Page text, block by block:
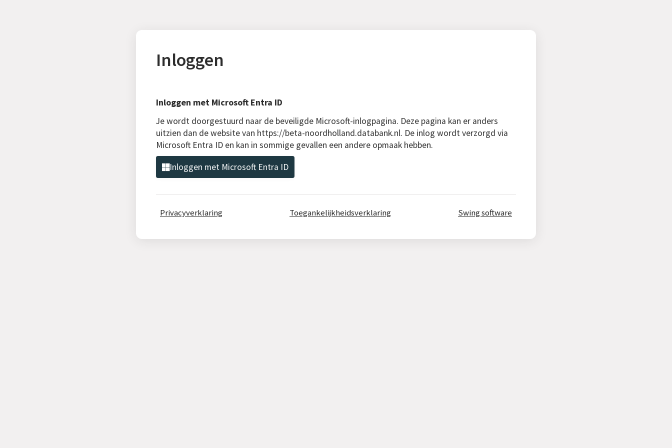
Inloggen
Inloggen met Microsoft Entra ID
Je wordt doorgestuurd naar de beveiligde Microsoft-inlogpagina. Deze pagina kan er anders
uitzien dan de website van https://beta-noordholland.databank.nl. De inlog wordt verzorgd via
Microsoft Entra ID en kan in sommige gevallen een andere opmaak hebben.
Inloggen met Microsoft Entra ID
Privacyverklaring Toegankelijkheidsverklaring Swing software